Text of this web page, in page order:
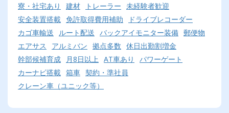
寮・社宅あり
建材 トレーラー 未経験者歓迎
安全装置搭載 免許取得費用補助
ドライブレコーダー
カゴ車輸送
ルート配送 バックアイモニター装備 郵便物
エアサス
アルミバン 拠点多数 休日出勤割増金
幹部候補育成
月8日以上 AT車あり
パワーゲート
カーナビ搭載 箱車 契約・準社員
クレーン車（ユニック等）